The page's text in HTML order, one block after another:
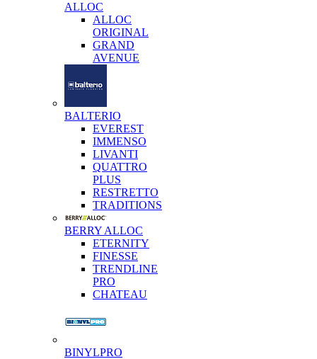
ALLOC
ALLOC
ORIGINAL
GRAND
AVENUE
BALTERIO
EVEREST
IMMENSO
LIVANTI
QUATTRO
PLUS
RESTRETTO
TRADITIONS
BERRY ALLOC
ETERNITY
FINESSE
TRENDLINE
PRO
CHATEAU
BINYLPRO